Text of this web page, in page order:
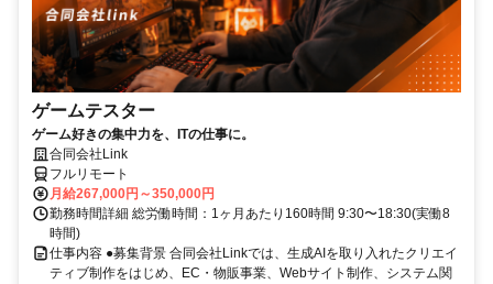
ゲームテスター
ゲーム好きの集中力を、ITの仕事に。
合同会社Link
フルリモート
月給267,000円～350,000円
勤務時間詳細 総労働時間：1ヶ月あたり160時間 9:30〜18:30(実働8
時間)
仕事内容 ●募集背景 合同会社Linkでは、生成AIを取り入れたクリエイ
ティブ制作をはじめ、EC・物販事業、Webサイト制作、システム関